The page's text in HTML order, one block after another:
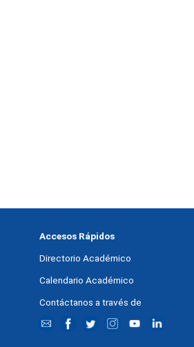
Accesos Rápidos
Directorio Académico
Calendario Académico
Contáctanos a través de